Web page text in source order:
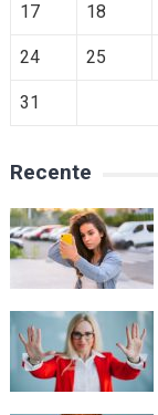
17 18
24 25
31
Recente